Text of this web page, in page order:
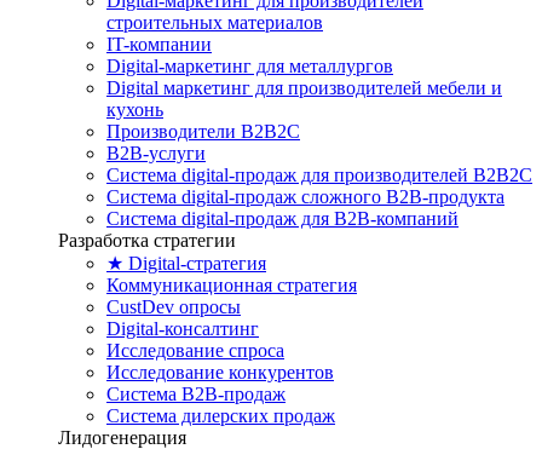
строительных материалов
IT-компании
Digital-маркетинг для металлургов
Digital маркетинг для производителей мебели и
кухонь
Производители B2B2C
B2B-услуги
Cистема digital-продаж для производителей B2B2C
Система digital-продаж сложного B2B-продукта
Система digital-продаж для B2B-компаний
Разработка стратегии
★ Digital-стратегия
Коммуникационная стратегия
CustDev опросы
Digital-консалтинг
Исследование спроса
Исследование конкурентов
Система B2B-продаж
Система дилерских продаж
Лидогенерация